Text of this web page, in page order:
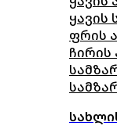
ყავის
ფრის
ჩირის